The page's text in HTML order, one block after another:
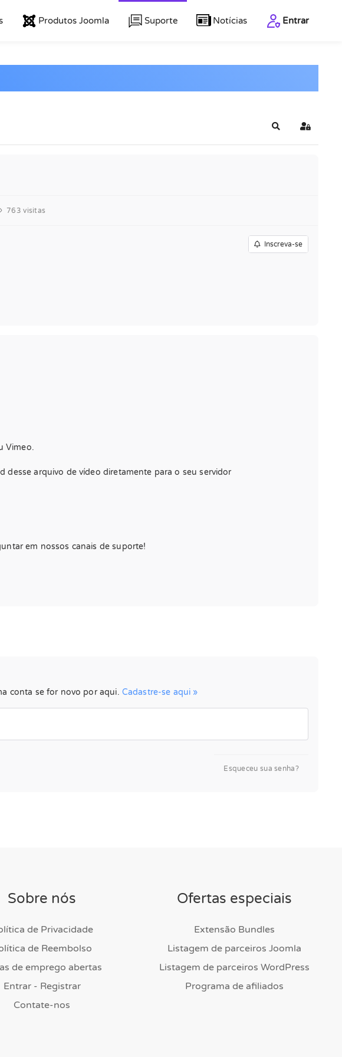
Produtos Joomla Suporte Notícias Entrar
PesquisarEntrar
763 visitas
Inscreva-se
Vimeo.
desse arquivo de vídeo diretamente para o seu servidor
em nossos canais de suporte!
conta se for novo por aqui. Cadastre-se aqui »
Esqueceu sua senha?
Sobre nós
de Privacidade
de Reembolso
de emprego abertas
Entrar - Registrar
Contate-nos
Ofertas especiais
Extensão Bundles
Listagem de parceiros Joomla
Listagem de parceiros WordPress
Programa de afiliados